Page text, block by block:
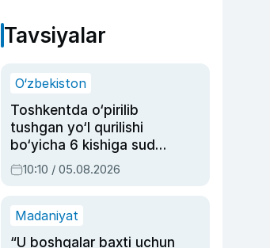
Tavsiyalar
O‘zbekiston
Toshkentda o‘pirilib
tushgan yo‘l qurilishi
bo‘yicha 6 kishiga sud
hukmi o‘qildi
10:10 / 05.08.2026
Madaniyat
“U boshqalar baxti uchun